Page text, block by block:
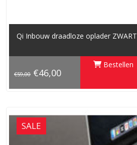
Qi Inbouw draadloze oplader ZWART
€59,00 €46,00
Bestellen
SALE